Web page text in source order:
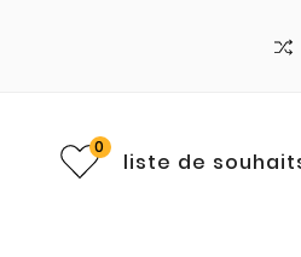
liste de
0